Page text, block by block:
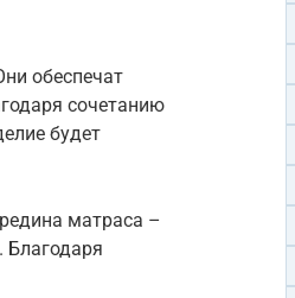
обеспечат
сочетанию
будет
матраса –
Благодаря